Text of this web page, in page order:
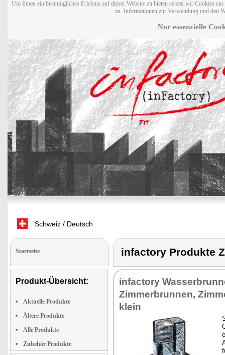
Um Ihnen ein bestmögliches Erlebnis auf dieser Website zu bieten setzen wir Cookies
zu. Informationen zur Verwendung und den
Nur essenzielle
Schweiz / Deutsch
Startseite
Produkt-Übersicht:
Aktuelle Produkte
Ältere Produkte
Alle Produkte
Zubehör Produkte
infactory Produkte
infactory
Zimmerbrunnen,
klein